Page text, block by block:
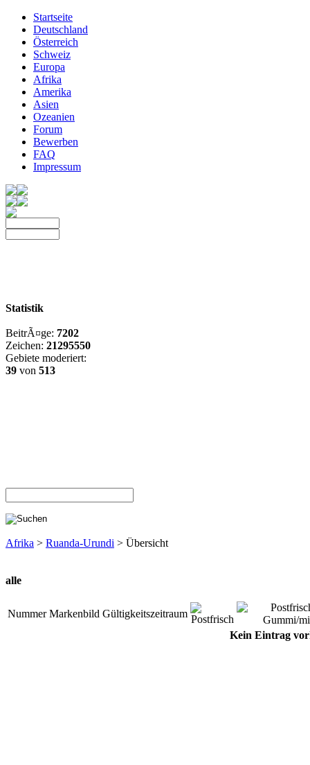
Startseite
Deutschland
Österreich
Schweiz
Europa
Afrika
Amerika
Asien
Ozeanien
Forum
Bewerben
FAQ
Impressum
Statistik
BeitrÃ¤ge: 7202
Zeichen: 21295550
Gebiete moderiert:
39 von 513
Afrika > Ruanda-Urundi > Übersicht
alle
Nummer Markenbild Gültigkeitszeitraum
Kein Eintrag